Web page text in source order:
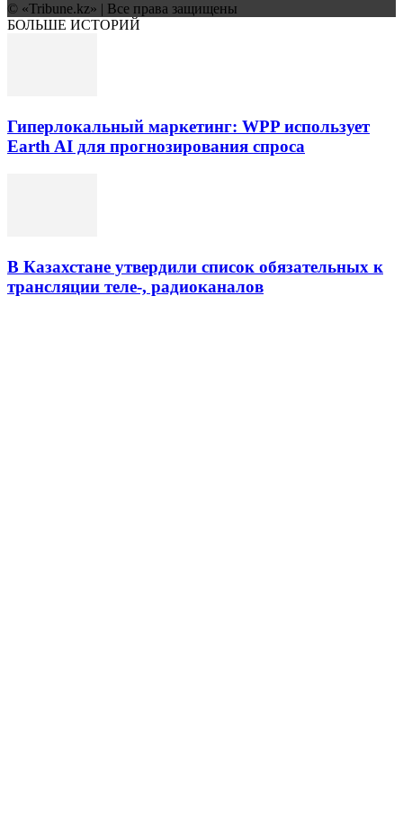
© «Tribune.kz» | Все права защищены
БОЛЬШЕ ИСТОРИЙ
Гиперлокальный маркетинг: WPP использует
Earth AI для прогнозирования спроса
В Казахстане утвердили список обязательных к
трансляции теле-, радиоканалов